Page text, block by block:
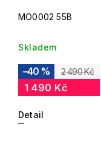
MO0002 55B
Skladem
2 490 Kč
–40 %
1 490 Kč
Detail